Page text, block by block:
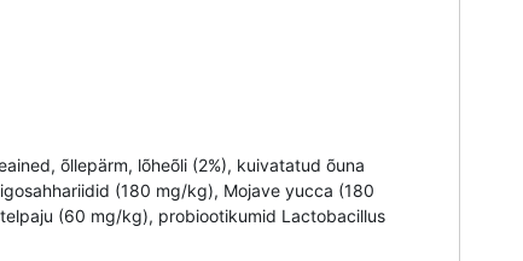
õllepärm, lõheõli (2%), kuivatatud õuna
(180 mg/kg), Mojave yucca (180
(60 mg/kg), probiootikumid Lactobacillus